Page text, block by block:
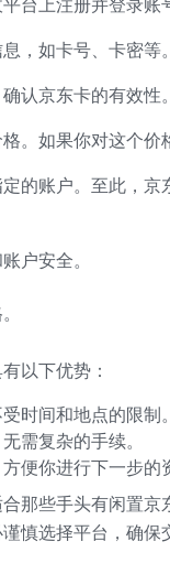
，如卡号、卡密
认京东卡的有效性。
。如果你对这个价
的账户。至此，京
户安全。
以下优势：
时间和地点的限制。
需复杂的手续。
便你进行下一步的
那些手头有闲置
慎选择平台，确